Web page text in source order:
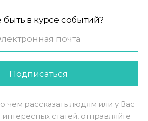
быть в курсе событий?
Подписаться
чем рассказать людям или у Вас
статей, отправляйте